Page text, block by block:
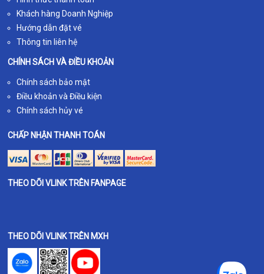
Khách hàng Doanh Nghiệp
Hướng dẫn đặt vé
Thông tin liên hệ
CHÍNH SÁCH VÀ ĐIỀU KHOẢN
Chính sách bảo mật
Điều khoản và Điều kiện
Chính sách hủy vé
CHẤP NHẬN THANH TOÁN
THEO DÕI VLINK TRÊN FANPAGE
THEO DÕI VLINK TRÊN MXH